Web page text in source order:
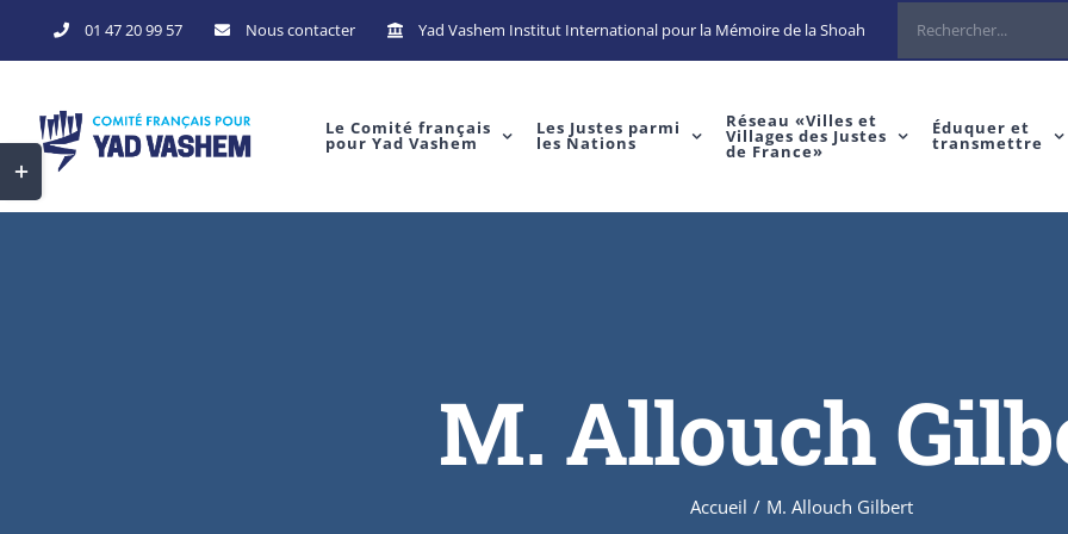
to
01 47 20 99 57 Nous contacter Yad Vashem Institut International pour la Mémoire de la Shoah Rechercher
Le Comité français
pour Yad Vashem
Les Justes parmi
les Nations
Réseau «Villes et
Villages des Justes
de France»
Éduquer et
transmettre
M. Allouch
Accueil / M. Allouch Gilbert
Toggle
Sliding